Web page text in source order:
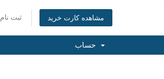
ثبت نام مشاهده کارت خرید